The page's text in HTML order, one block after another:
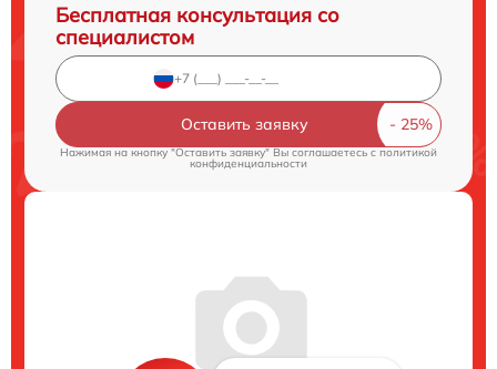
Бесплатная консультация со
специалистом
Оставить заявку
Нажимая на кнопку "Оставить заявку" Вы соглашаетесь cполитикой
конфиденциальности